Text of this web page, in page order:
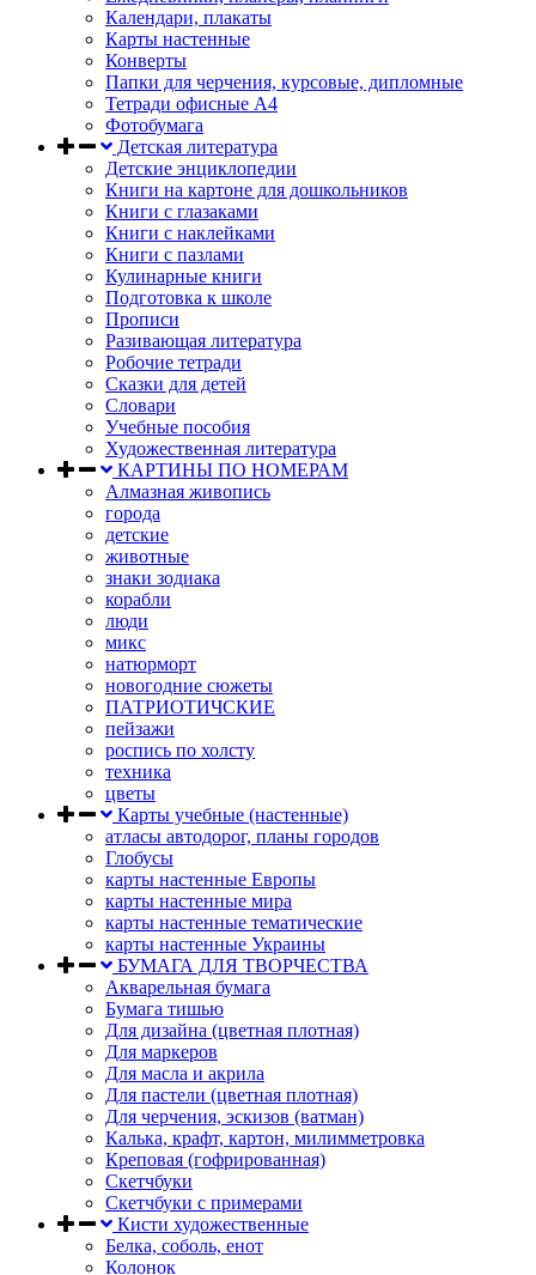
Календари, плакаты
Карты настенные
Конверты
Папки для черчения, курсовые, дипломные
Тетради офисные А4
Фотобумага
Детская литература
Детские энциклопедии
Книги на картоне для дошкольников
Книги с глазаками
Книги с наклейками
Книги с пазлами
Кулинарные книги
Подготовка к школе
Прописи
Разивающая литература
Робочие тетради
Сказки для детей
Словари
Учебные пособия
Художественная литература
КАРТИНЫ ПО НОМЕРАМ
Алмазная живопись
города
детские
животные
знаки зодиака
корабли
люди
микс
натюрморт
новогодние сюжеты
ПАТРИОТИЧСКИЕ
пейзажи
роспись по холсту
техника
цветы
Карты учебные (настенные)
атласы автодорог, планы городов
Глобусы
карты настенные Европы
карты настенные мира
карты настенные тематические
карты настенные Украины
БУМАГА ДЛЯ ТВОРЧЕСТВА
Акварельная бумага
Бумага тишью
Для дизайна (цветная плотная)
Для маркеров
Для масла и акрила
Для пастели (цветная плотная)
Для черчения, эскизов (ватман)
Калька, крафт, картон, милимметровка
Креповая (гофрированная)
Скетчбуки
Скетчбуки с примерами
Кисти художественные
Белка, соболь, енот
Колонок